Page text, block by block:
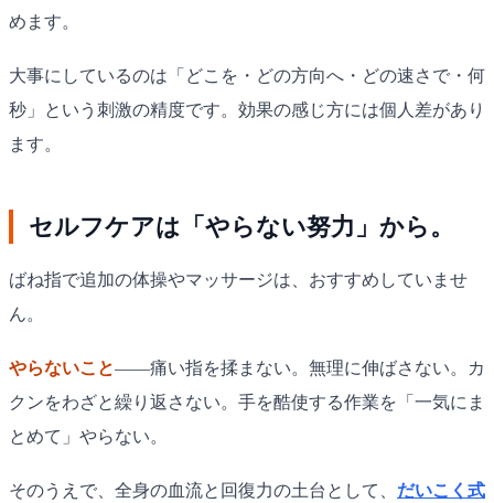
めます。
大事にしているのは「どこを・どの方向へ・どの速さで・何
秒」という刺激の精度です。効果の感じ方には個人差があり
ます。
セルフケアは「やらない努力」から。
ばね指で追加の体操やマッサージは、おすすめしていませ
ん。
やらないこと——痛い指を揉まない。無理に伸ばさない。カ
クンをわざと繰り返さない。手を酷使する作業を「一気にま
とめて」やらない。
そのうえで、全身の血流と回復力の土台として、 だいこく式